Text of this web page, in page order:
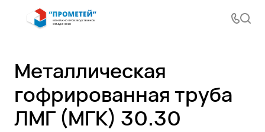
Металлическая
гофрированная труба
ЛМГ (МГК) 30.30